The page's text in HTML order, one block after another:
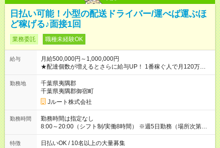
日払い可能！小型の配送ドライバー/運べば運ぶほ
ど稼げる♪面接1回
業務委託 職種未経験OK
給与
月給500,000円～1,000,000円
★配達個数が増えるとさらに給与UP！ 1番稼ぐ人で月120万ほ
ど！ ・主要都市エリア 月収55万円／週5日稼働 月収65万~112
万円／週6日稼働 ・地方郊外エリア 月収40万円／週5日稼働 月
収40万円~50万円／週6日稼働 ＜モデルイメージ＞ ■月収50万
円 (27歳男性/江東区在住)※元建築関係 1日150個配達×25日勤務
(日休み) ■月収80万円(43歳男性/墨田区在住)※元営業 1日200個
勤務地
千葉県夷隅郡
千葉県夷隅郡御宿町
Jルート株式会社
勤務時間
勤務時間は指定なし
8:00～20:00（シフト制/実働8時間） ※週5日勤務（場所次第で
は週4も有り） ※配達状況によって時間外での勤務可能性有り ※
案件により多少の前後あり ※配達が完了次第、帰社OKです
特徴 日払いOK / 10名以上の大量募集